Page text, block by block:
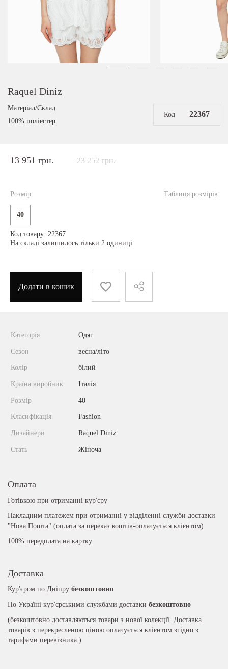
Raquel Diniz
Матеріал/Склад
100% поліестер
Код 22367
13 951 грн. 23 252 грн.
Таблиця розмірів
Розмір
40
Код товару: 22367
На складі залишилось тільки 2 одиниці
Додати в кошик
Категорія Одяг
Сезон весна/літо
Колір білий
Країна виробник Італія
Розмір 40
Класифікація Fashion
Дизайнери Raquel Diniz
Стать Жіноча
Оплата
Готівкою при отриманні кур'єру
Накладним платежем при отриманні у відділенні служби доставки
"Нова Пошта" (оплата за переказ коштів-оплачується клієнтом)
100% передплата на картку
Доставка
Кур'єром по Дніпру безкоштовно
По Україні кур'єрськими службами доставки безкоштовно
(безкоштовно доставляються товари з нової колекції. Доставка
товарів з перекресленою ціною оплачується клієнтом згідно з
тарифами перевізника.)